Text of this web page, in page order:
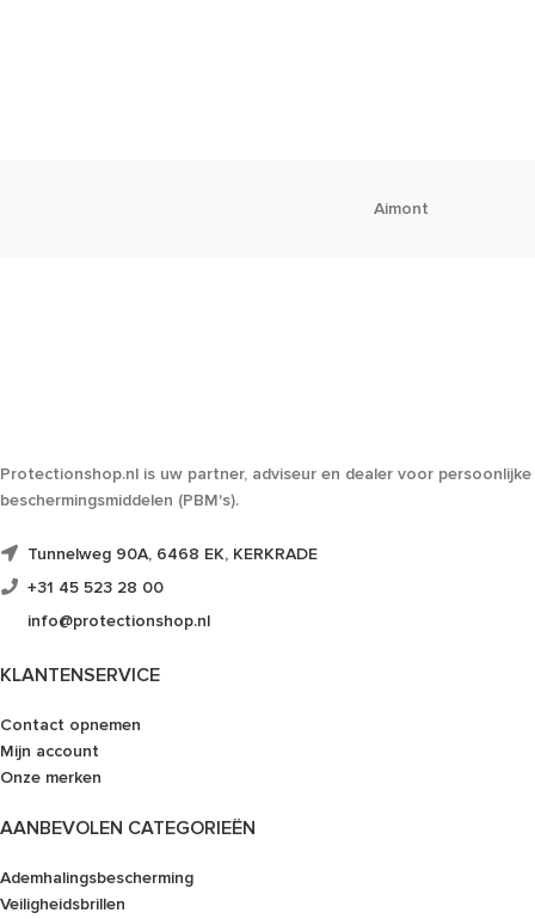
Aimont
Protectionshop.nl is uw partner, adviseur en dealer voor persoonlijke
beschermingsmiddelen (PBM's).
Tunnelweg 90A, 6468 EK, KERKRADE
+31 45 523 28 00
info@protectionshop.nl
KLANTENSERVICE
Contact opnemen
Mijn account
Onze merken
AANBEVOLEN CATEGORIEËN
Ademhalingsbescherming
Veiligheidsbrillen